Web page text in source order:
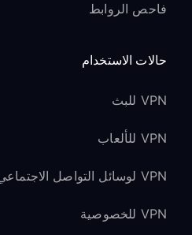
فاحص الروابط
حالات الاستخدام
VPN للبث
VPN للألعاب
VPN لوسائل التواصل الاجتماعي
VPN للخصوصية